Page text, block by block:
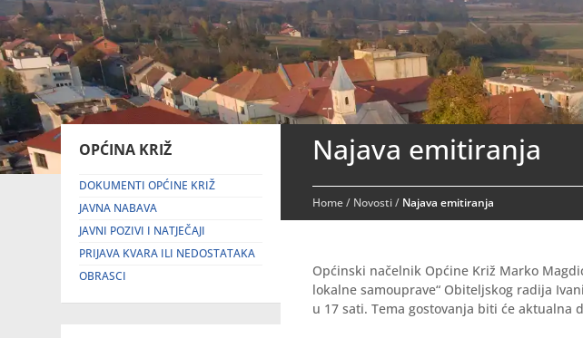
OPĆINA KRIŽ
DOKUMENTI OPĆINE KRIŽ
JAVNA NABAVA
JAVNI POZIVI I NATJEČAJI
PRIJAVA KVARA ILI NEDOSTATAKA
OBRASCI
Najava emitiranja
Home/ Novosti/ Najava emitiranja
Općinski načelnik Općine Križ Marko
lokalne samouprave“ Obiteljskog radija
u 17 sati. Tema gostovanja biti će aktualna